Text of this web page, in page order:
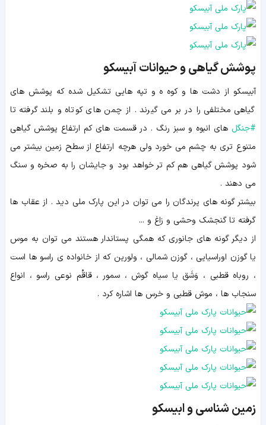
پوشش گیاهی و حیوانات آبیسکو
آبیسکو از دشت ها و کوه ه و تپه هایی تشکیل شده که پوشش های
گیاهی مختلفی را در بر می گیرند . از چمن های کوتاه و بلند گرفته تا
#جنگل های انبوه و سبز رنگ . در قسمت های کم ارتفاع پوشش گیاهی
متنوع تری به چشم می خورد ولی هرچه ارتفاع از سطح زمین بیشتر می
شود پوشش گیاهی هم کم تر خواهد بود و جایشان را به صخره و سنگ
می دهند .
بیشتر گونه های پرندگان را می توان در این پارک ملی دید . از عقاب ها
گرفته تا گنجشک وحشی و زاغ و ...
از دیگر گونه های جانوری که همگی پستاندار هستند می توان به موس
یا گوزن اوراسیایی ، گوزن شمالی ، ولورین که از خانواده ی راسو ها است
، روباه قطبی ، وَشَق یا سیاه گوش ، سمور ، قاقُم نوعی راسو ، انواع
سنجاب ها ، موش قطبی و خرس ها اشاره کرد .
زمین شناسی و ابیسکو